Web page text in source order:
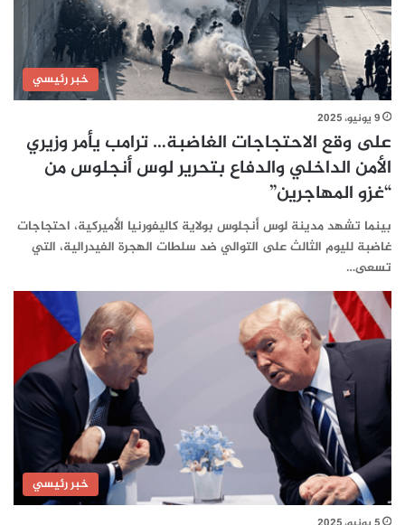
خبر رئيسي
9 يونيو، 2025
على وقع الاحتجاجات الغاضبة… ترامب يأمر وزيري
الأمن الداخلي والدفاع بتحرير لوس أنجلوس من
“غزو المهاجرين”
بينما تشهد مدينة لوس أنجلوس بولاية كاليفورنيا الأميركية، احتجاجات
غاضبة لليوم الثالث على التوالي ضد سلطات الهجرة الفيدرالية، التي
تسعى…
خبر رئيسي